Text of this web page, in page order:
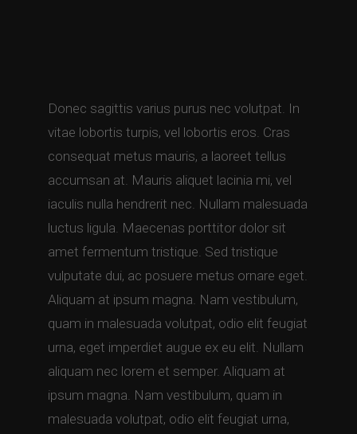
Donec sagittis varius purus nec volutpat. In
vitae lobortis turpis, vel lobortis eros. Cras
consequat metus mauris, a laoreet tellus
accumsan at. Mauris aliquet lacinia mi, vel
iaculis nulla hendrerit nec. Nullam malesuada
luctus ligula. Maecenas porttitor dolor sit
amet fermentum tristique. Sed tristique
vulputate dui, ac posuere metus ornare eget.
Aliquam at ipsum magna. Nam vestibulum,
quam in malesuada volutpat, odio elit feugiat
urna, eget imperdiet augue ex eu elit. Nullam
aliquam nec lorem et semper. Aliquam at
ipsum magna. Nam vestibulum, quam in
malesuada volutpat, odio elit feugiat urna,